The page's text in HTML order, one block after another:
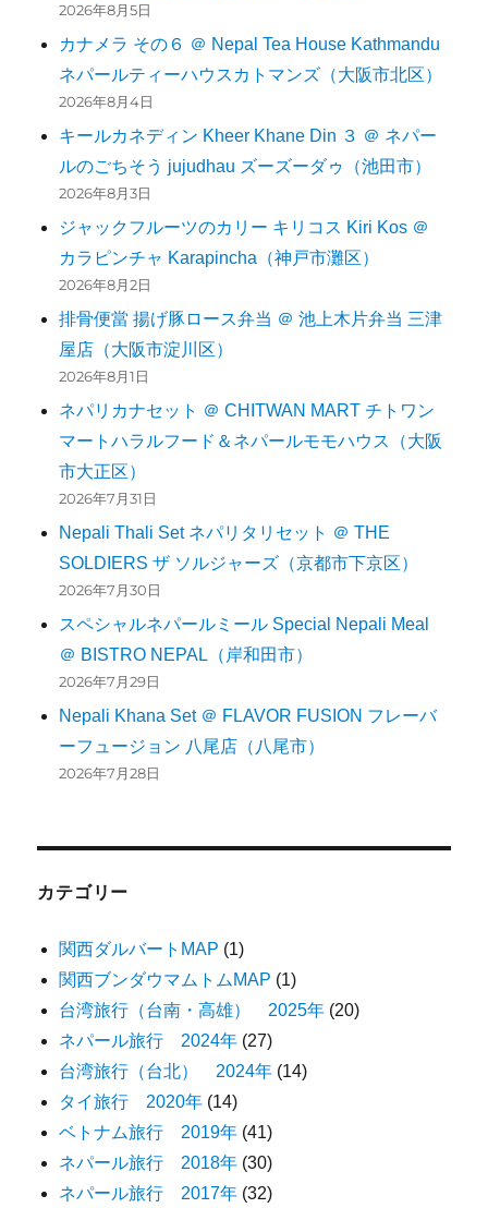
2026年8月5日
カナメラ その６ ＠ Nepal Tea House Kathmandu
ネパールティーハウスカトマンズ（大阪市北区）
2026年8月4日
キールカネディン Kheer Khane Din ３ ＠ ネパー
ルのごちそう jujudhau ズーズーダゥ（池田市）
2026年8月3日
ジャックフルーツのカリー キリコス Kiri Kos ＠
カラピンチャ Karapincha（神戸市灘区）
2026年8月2日
排骨便當 揚げ豚ロース弁当 ＠ 池上木片弁当 三津
屋店（大阪市淀川区）
2026年8月1日
ネパリカナセット ＠ CHITWAN MART チトワン
マートハラルフード＆ネパールモモハウス（大阪
市大正区）
2026年7月31日
Nepali Thali Set ネパリタリセット ＠ THE
SOLDIERS ザ ソルジャーズ（京都市下京区）
2026年7月30日
スペシャルネパールミール Special Nepali Meal
＠ BISTRO NEPAL（岸和田市）
2026年7月29日
Nepali Khana Set ＠ FLAVOR FUSION フレーバ
ーフュージョン 八尾店（八尾市）
2026年7月28日
カテゴリー
関西ダルバートMAP (1)
関西ブンダウマムトムMAP (1)
台湾旅行（台南・高雄） 2025年 (20)
ネパール旅行 2024年 (27)
台湾旅行（台北） 2024年 (14)
タイ旅行 2020年 (14)
ベトナム旅行 2019年 (41)
ネパール旅行 2018年 (30)
ネパール旅行 2017年 (32)